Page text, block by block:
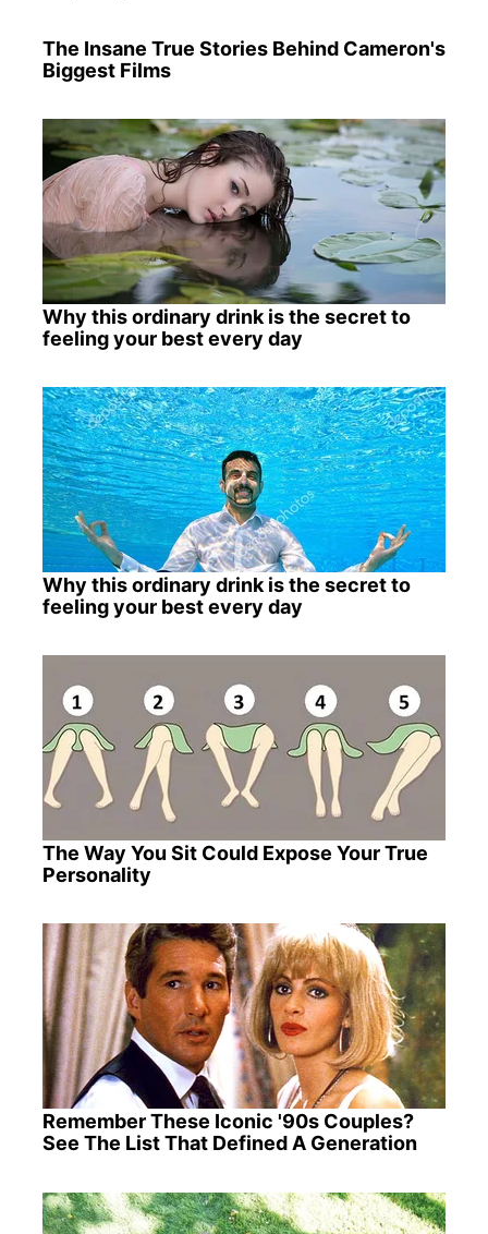
The Insane True Stories Behind Cameron's
Biggest Films
Why this ordinary drink is the secret to
feeling your best every day
Why this ordinary drink is the secret to
feeling your best every day
The Way You Sit Could Expose Your True
Personality
Remember These Iconic '90s Couples?
See The List That Defined A Generation